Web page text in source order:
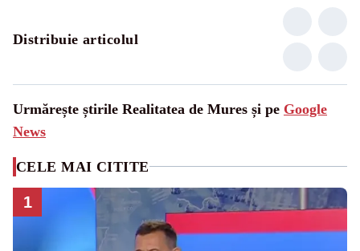
Distribuie articolul
Urmărește știrile Realitatea de Mures și pe Google
News
CELE MAI CITITE
1